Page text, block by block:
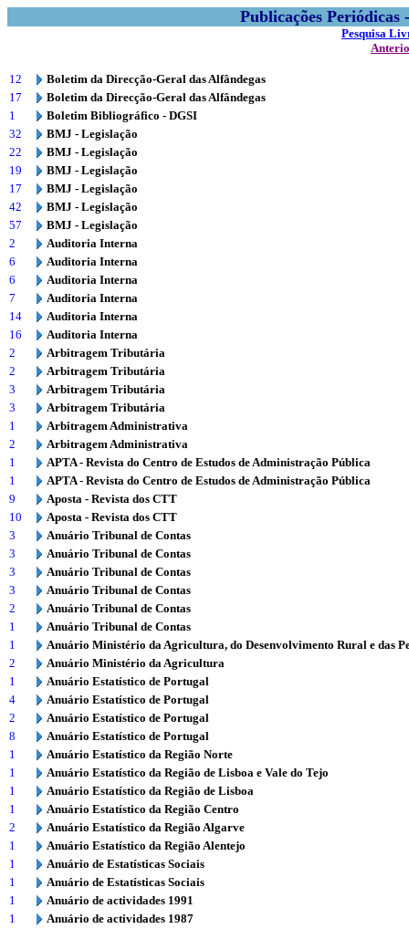
Publicações
Pesquisa
12
Boletim da Direcção-Geral das Alfândegas
17
Boletim da Direcção-Geral das Alfândegas
1
Boletim Bibliográfico - DGSI
32
BMJ - Legislação
22
BMJ - Legislação
19
BMJ - Legislação
17
BMJ - Legislação
42
BMJ - Legislação
57
BMJ - Legislação
2
Auditoria Interna
6
Auditoria Interna
6
Auditoria Interna
7
Auditoria Interna
14
Auditoria Interna
16
Auditoria Interna
2
Arbitragem Tributária
2
Arbitragem Tributária
3
Arbitragem Tributária
3
Arbitragem Tributária
1
Arbitragem Administrativa
2
Arbitragem Administrativa
1
APTA - Revista do Centro de Estudos de Administração Pública
1
APTA - Revista do Centro de Estudos de Administração Pública
9
Aposta - Revista dos CTT
10
Aposta - Revista dos CTT
3
Anuário Tribunal de Contas
3
Anuário Tribunal de Contas
3
Anuário Tribunal de Contas
3
Anuário Tribunal de Contas
2
Anuário Tribunal de Contas
1
Anuário Tribunal de Contas
1
Anuário Ministério da Agricultura, do Desenvolvimento Rural e das
2
Anuário Ministério da Agricultura
1
Anuário Estatístico de Portugal
4
Anuário Estatístico de Portugal
2
Anuário Estatístico de Portugal
8
Anuário Estatístico de Portugal
1
Anuário Estatístico da Região Norte
1
Anuário Estatístico da Região de Lisboa e Vale do Tejo
1
Anuário Estatístico da Região de Lisboa
1
Anuário Estatístico da Região Centro
2
Anuário Estatístico da Região Algarve
1
Anuário Estatístico da Região Alentejo
1
Anuário de Estatísticas Sociais
1
Anuário de Estatísticas Sociais
1
Anuário de actividades 1991
1
Anuário de actividades 1987